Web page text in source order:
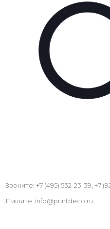
Звоните: +7 (495) 532-23-39, +7
Пишите: info@printdeco.ru